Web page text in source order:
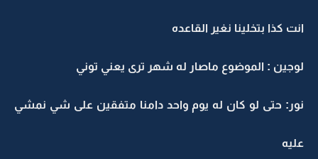
انت كذا بتخلينا نغير القاعده
لوجين : الموضوع ماصار له شهر ترى يعني توني
نور: حتى لو كان له يوم واحد دامنا متفقين على شي نمشي
عليه